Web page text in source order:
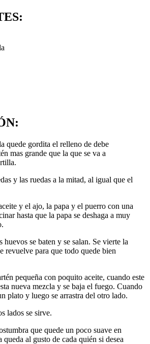
quede gordita el relleno de debe
mas grande que la que se va a
y las ruedas a la mitad, al igual que el
y el ajo, la papa y el puerro con una
hasta que la papa se deshaga a muy
huevos se baten y se salan. Se vierte la
revuelve para que todo quede bien
pequeña con poquito aceite, cuando este
nueva mezcla y se baja el fuego. Cuando
plato y luego se arrastra del otro lado.
lados se sirve.
que quede un poco suave en
queda al gusto de cada quién si desea